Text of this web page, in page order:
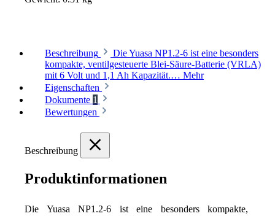
Beschreibung
Die Yuasa NP1.2-6 ist eine besonders
kompakte, ventilgesteuerte Blei-Säure-Batterie (VRLA)
mit 6 Volt und 1,1 Ah Kapazität.… Mehr
Eigenschaften
Dokumente 1
Bewertungen
Beschreibung
Produktinformationen
Die Yuasa NP1.2-6 ist eine besonders kompakte,